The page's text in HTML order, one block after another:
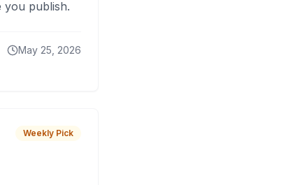
you publish.
May 25, 2026
Weekly Pick